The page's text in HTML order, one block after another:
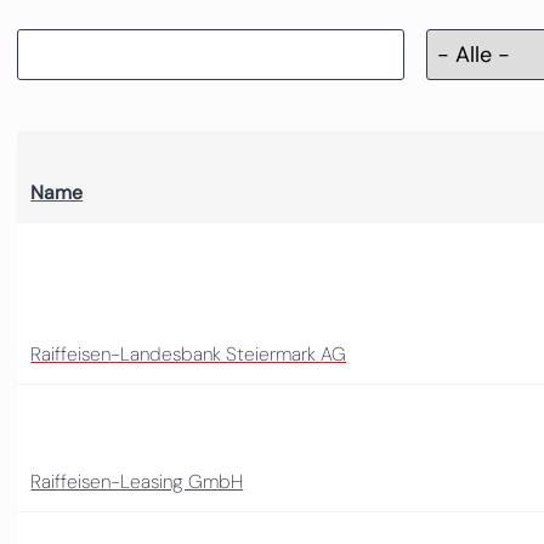
Name
Raiffeisen-Landesbank Steiermark AG
Raiffeisen-Leasing GmbH